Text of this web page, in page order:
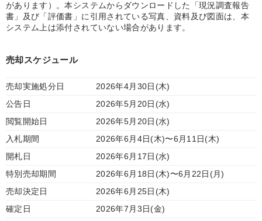
があります）。本システムからダウンロードした「現況調査報告
書」及び「評価書」に引用されている写真、資料及び図面は、本
システム上は添付されていない場合があります。
売却スケジュール
売却実施処分日
2026年4月30日(木)
公告日
2026年5月20日(水)
閲覧開始日
2026年5月20日(水)
入札期間
2026年6月4日(木)〜6月11日(木)
開札日
2026年6月17日(水)
特別売却期間
2026年6月18日(木)〜6月22日(月)
売却決定日
2026年6月25日(木)
確定日
2026年7月3日(金)